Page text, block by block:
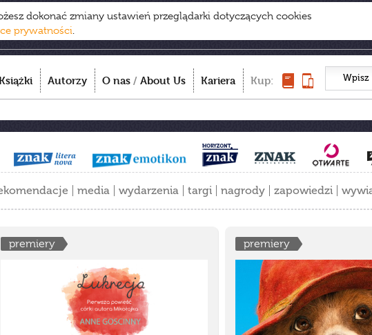
dokonać zmiany ustawień przeglądarki dotyczących cookies
prywatności.
Autorzy O nas / About Us Kariera Kup:
media wydarzenia targi nagrody zapowiedzi
premiery premiery